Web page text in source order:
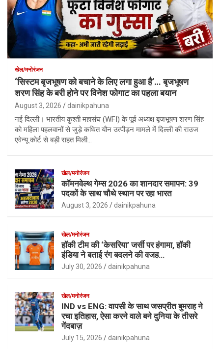
खेल/मनोरंजन
‘सिस्टम बृजभूषण को बचाने के लिए लगा हुआ है’… बृजभूषण
शरण सिंह के बरी होने पर विनेश फोगाट का पहला बयान
August 3, 2026 dainikpahuna
नई दिल्ली। भारतीय कुश्ती महासंघ (WFI) के पूर्व अध्यक्ष बृजभूषण शरण सिंह
को महिला पहलवानों से जुड़े कथित यौन उत्पीड़न मामले में दिल्ली की राउज
एवेन्यू कोर्ट से बड़ी राहत मिली…
खेल/मनोरंजन
कॉमनवेल्थ गेम्स 2026 का शानदार समापन: 39
पदकों के साथ चौथे स्थान पर रहा भारत
August 3, 2026 dainikpahuna
खेल/मनोरंजन
हॉकी टीम की ‘केसरिया’ जर्सी पर हंगामा, हॉकी
इंडिया ने बताई रंग बदलने की वजह…
July 30, 2026 dainikpahuna
खेल/मनोरंजन
IND vs ENG: वापसी के साथ जसप्रीत बुमराह ने
रचा इतिहास, ऐसा करने वाले बने दुनिया के तीसरे
गेंदबाज़
July 15, 2026 dainikpahuna